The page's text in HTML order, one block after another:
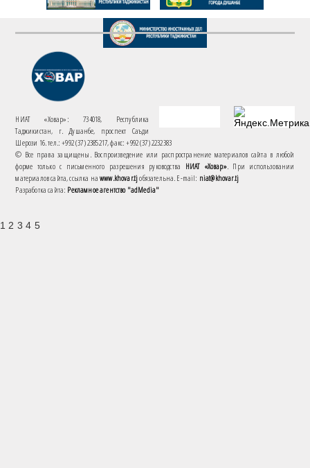
НИАТ «Ховар»: 734018, Республика
Таджикистан, г. Душанбе, проспект Саъди
Шерози 16. тел.: +992 (37) 2385217, факс: +992 (37) 2232383
© Все права защищены. Воспроизведение или распространение материалов сайта в любой
форме только с письменного разрешения руководства НИАТ «Ховар». При использовании
материалов сайта, ссылка наwww.khovar.tjобязательна. E-mail: niat@khovar.tj
Разработка сайта: Рекламное агентство "adMedia"
1 2 3 4 5